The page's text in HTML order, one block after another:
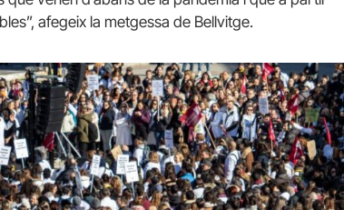
afegeix la metgessa de Bellvitge.